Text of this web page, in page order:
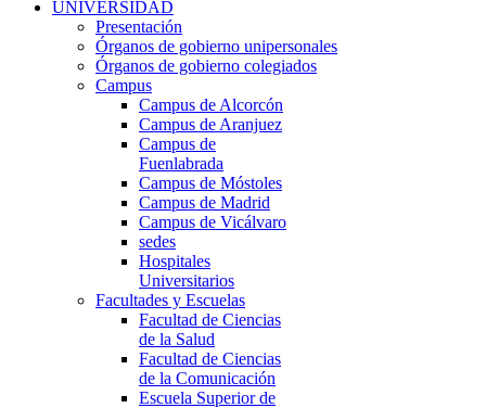
UNIVERSIDAD
Presentación
Órganos de gobierno unipersonales
Órganos de gobierno colegiados
Campus
Campus de Alcorcón
Campus de Aranjuez
Campus de
Fuenlabrada
Campus de Móstoles
Campus de Madrid
Campus de Vicálvaro
sedes
Hospitales
Universitarios
Facultades y Escuelas
Facultad de Ciencias
de la Salud
Facultad de Ciencias
de la Comunicación
Escuela Superior de